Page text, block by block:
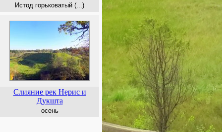
Истод горьковатый (...)
Cлияние рек Нерис и
Дукшта
осень